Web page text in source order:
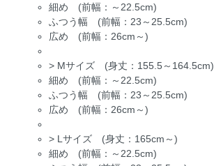
細め (前幅：～22.5cm)
ふつう幅 (前幅：23～25.5cm)
広め (前幅：26cm～)
> Mサイズ (身丈：155.5～164.5cm)
細め (前幅：～22.5cm)
ふつう幅 (前幅：23～25.5cm)
広め (前幅：26cm～)
> Lサイズ (身丈：165cm～)
細め (前幅：～22.5cm)